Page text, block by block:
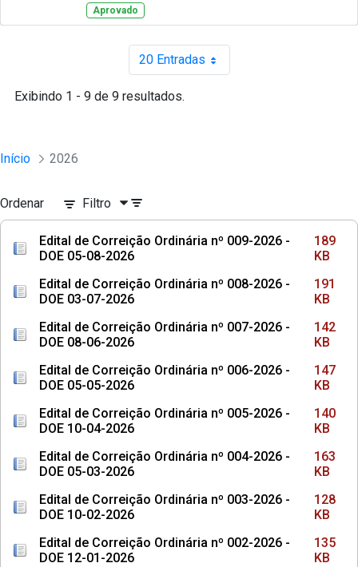
Aprovado
20 EntradasPor página
Exibindo 1 - 9 de 9 resultados.
Início 2026
Ordenar Filtro
Edital de Correição Ordinária nº 009-2026 -
DOE 05-08-2026
189
KB
Edital de Correição Ordinária nº 008-2026 -
DOE 03-07-2026
191
KB
Edital de Correição Ordinária nº 007-2026 -
DOE 08-06-2026
142
KB
Edital de Correição Ordinária nº 006-2026 -
DOE 05-05-2026
147
KB
Edital de Correição Ordinária nº 005-2026 -
DOE 10-04-2026
140
KB
Edital de Correição Ordinária nº 004-2026 -
DOE 05-03-2026
163
KB
Edital de Correição Ordinária nº 003-2026 -
DOE 10-02-2026
128
KB
Edital de Correição Ordinária nº 002-2026 -
DOE 12-01-2026
135
KB